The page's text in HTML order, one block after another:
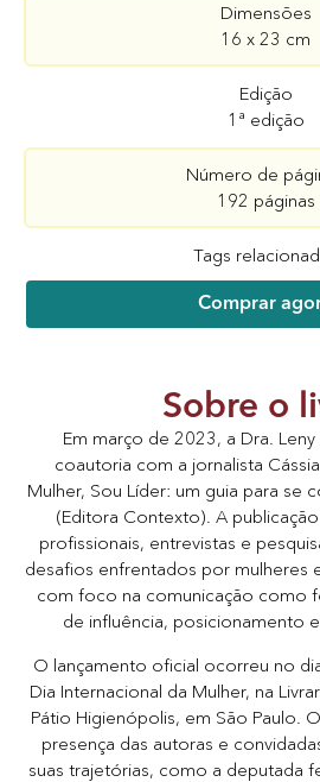
Dimensões
16 x 23 cm
Edição
1ª edição
Número de
192 páginas
Tags
Comprar
Sobre o
Em março de 2023, a Dra.
coautoria com a jornalista
Mulher, Sou Líder: um guia para se
(Editora Contexto). A
profissionais, entrevistas e
desafios enfrentados por mulheres
com foco na comunicação como
de influência, posicionamento
O lançamento oficial ocorreu no
Dia Internacional da Mulher, na
Pátio Higienópolis, em São Paulo.
presença das autoras e
suas trajetórias, como a deputada